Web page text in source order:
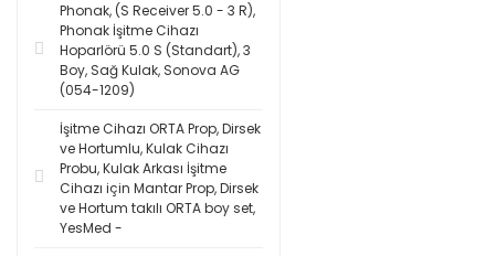
Phonak, (S Receiver 5.0 - 3 R),
Phonak İşitme Cihazı
Hoparlörü 5.0 S (Standart), 3
Boy, Sağ Kulak, Sonova AG
(054-1209)
İşitme Cihazı ORTA Prop, Dirsek
ve Hortumlu, Kulak Cihazı
Probu, Kulak Arkası İşitme
Cihazı için Mantar Prop, Dirsek
ve Hortum takılı ORTA boy set,
YesMed -